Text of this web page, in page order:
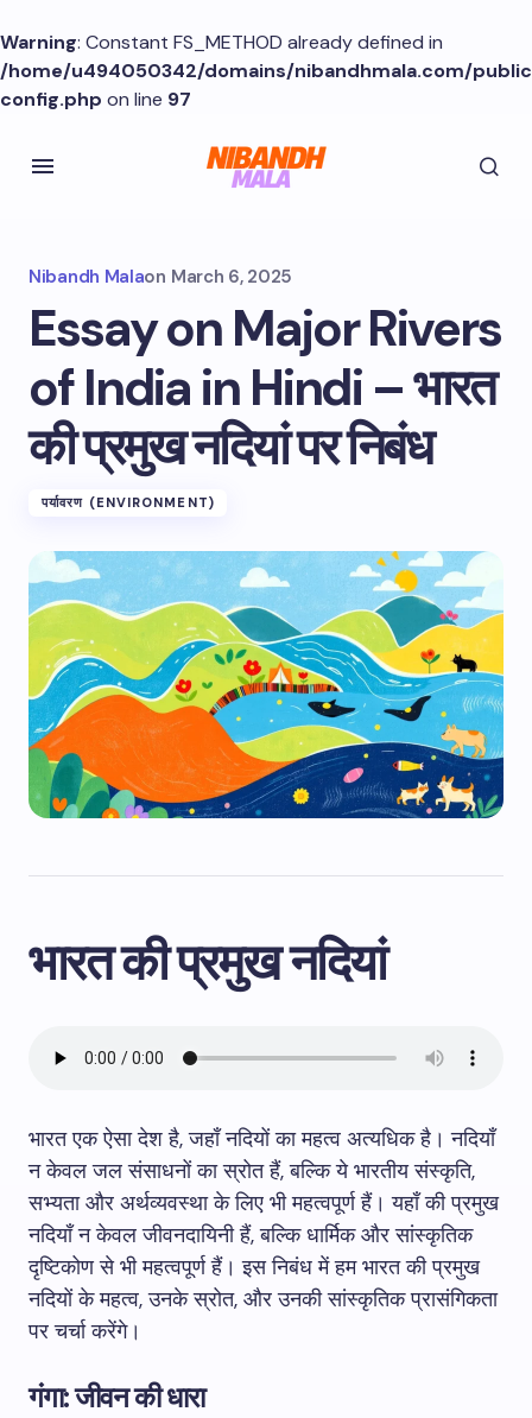
Warning: Constant FS_METHOD already defined in
/home/u494050342/domains/nibandhmala.com/
config.php on line 97
Nibandh Malaon March 6, 2025
Essay on Major Rivers
of India in Hindi – भारत
की प्रमुख नदियां पर निबंध
पर्यावरण (ENVIRONMENT)
भारत की प्रमुख नदियां
भारत एक ऐसा देश है, जहाँ नदियों का महत्व अत्यधिक है। नदियाँ
न केवल जल संसाधनों का स्रोत हैं, बल्कि ये भारतीय संस्कृति,
सभ्यता और अर्थव्यवस्था के लिए भी महत्वपूर्ण हैं। यहाँ की प्रमुख
नदियाँ न केवल जीवनदायिनी हैं, बल्कि धार्मिक और सांस्कृतिक
दृष्टिकोण से भी महत्वपूर्ण हैं। इस निबंध में हम भारत की प्रमुख
नदियों के महत्व, उनके स्रोत, और उनकी सांस्कृतिक प्रासंगिकता
पर चर्चा करेंगे।
गंगा: जीवन की धारा